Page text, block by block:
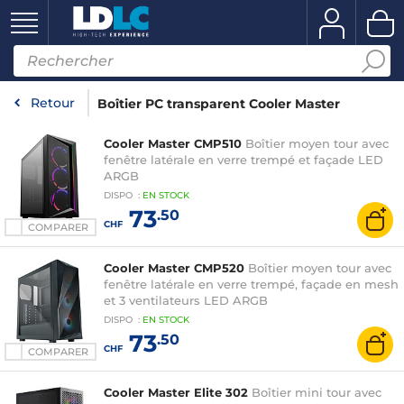
Retour Boîtier PC transparent Cooler Master
COMPARER
Cooler Master CMP510 Boîtier moyen tour avec
fenêtre latérale en verre trempé et façade LED
ARGB
DISPO : EN STOCK
CHF73.50
COMPARER
Cooler Master CMP520 Boîtier moyen tour avec
fenêtre latérale en verre trempé, façade en mesh
et 3 ventilateurs LED ARGB
DISPO : EN STOCK
CHF73.50
Cooler Master Elite 302 Boîtier mini tour avec